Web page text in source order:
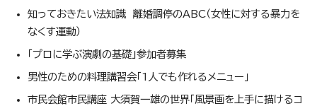
知っておきたい法知識 離婚調停のABC（女性に対する暴力を
なくす運動）
「プロに学ぶ演劇の基礎」参加者募集
男性のための料理講習会「1人でも作れるメニュー」
市民会館市民講座 大須賀一雄の世界「風景画を上手に描けるコ